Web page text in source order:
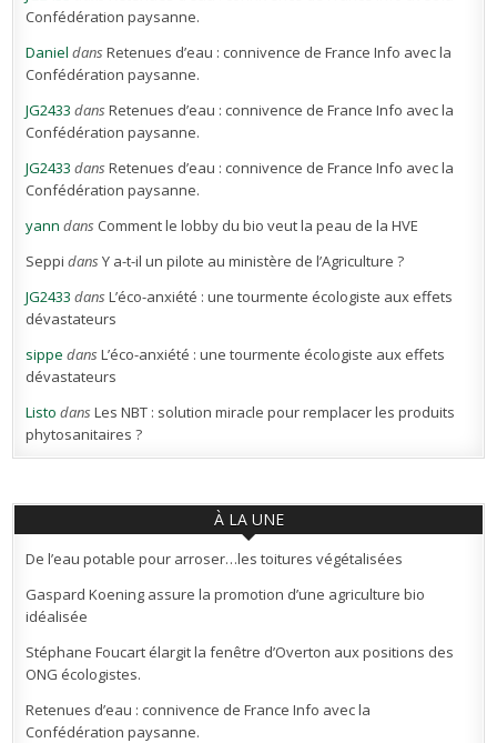
Confédération paysanne.
Daniel dansRetenues d’eau : connivence de France Info avec la
Confédération paysanne.
JG2433 dansRetenues d’eau : connivence de France Info avec la
Confédération paysanne.
JG2433 dansRetenues d’eau : connivence de France Info avec la
Confédération paysanne.
yann dans Comment le lobby du bio veut la peau de la HVE
Seppi dansY a-t-il un pilote au ministère de l’Agriculture ?
JG2433 dansL’éco-anxiété : une tourmente écologiste aux effets
dévastateurs
sippe dansL’éco-anxiété : une tourmente écologiste aux effets
dévastateurs
Listo dansLes NBT : solution miracle pour remplacer les produits
phytosanitaires ?
À LA UNE
De l’eau potable pour arroser…les toitures végétalisées
Gaspard Koening assure la promotion d’une agriculture bio
idéalisée
Stéphane Foucart élargit la fenêtre d’Overton aux positions des
ONG écologistes.
Retenues d’eau : connivence de France Info avec la
Confédération paysanne.